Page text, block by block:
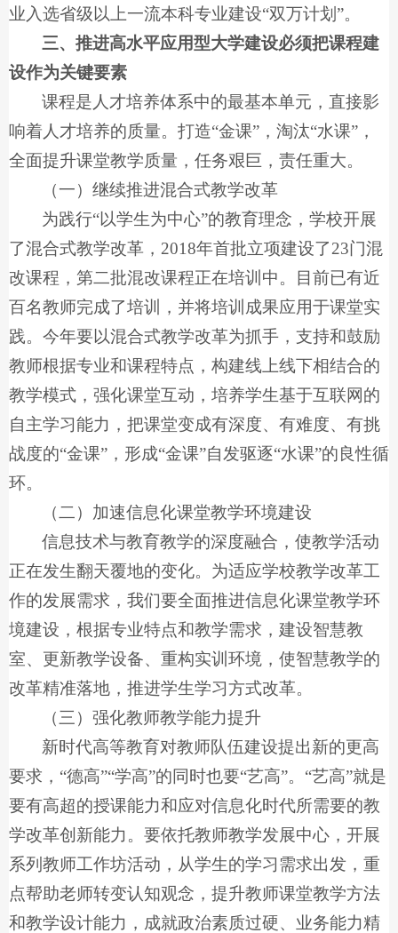
业入选省级以上一流本科专业建设“双万计划”。
三、推进高水平应用型大学建设必须把课程建
设作为关键要素
课程是人才培养体系中的最基本单元，直接影
响着人才培养的质量。打造“金课”，淘汰“水课”，
全面提升课堂教学质量，任务艰巨，责任重大。
（一）继续推进混合式教学改革
为践行“以学生为中心”的教育理念，学校开展
了混合式教学改革，2018年首批立项建设了23门混
改课程，第二批混改课程正在培训中。目前已有近
百名教师完成了培训，并将培训成果应用于课堂实
践。今年要以混合式教学改革为抓手，支持和鼓励
教师根据专业和课程特点，构建线上线下相结合的
教学模式，强化课堂互动，培养学生基于互联网的
自主学习能力，把课堂变成有深度、有难度、有挑
战度的“金课”，形成“金课”自发驱逐“水课”的良性循
环。
（二）加速信息化课堂教学环境建设
信息技术与教育教学的深度融合，使教学活动
正在发生翻天覆地的变化。为适应学校教学改革工
作的发展需求，我们要全面推进信息化课堂教学环
境建设，根据专业特点和教学需求，建设智慧教
室、更新教学设备、重构实训环境，使智慧教学的
改革精准落地，推进学生学习方式改革。
（三）强化教师教学能力提升
新时代高等教育对教师队伍建设提出新的更高
要求，“德高”“学高”的同时也要“艺高”。“艺高”就是
要有高超的授课能力和应对信息化时代所需要的教
学改革创新能力。要依托教师教学发展中心，开展
系列教师工作坊活动，从学生的学习需求出发，重
点帮助老师转变认知观念，提升教师课堂教学方法
和教学设计能力，成就政治素质过硬、业务能力精